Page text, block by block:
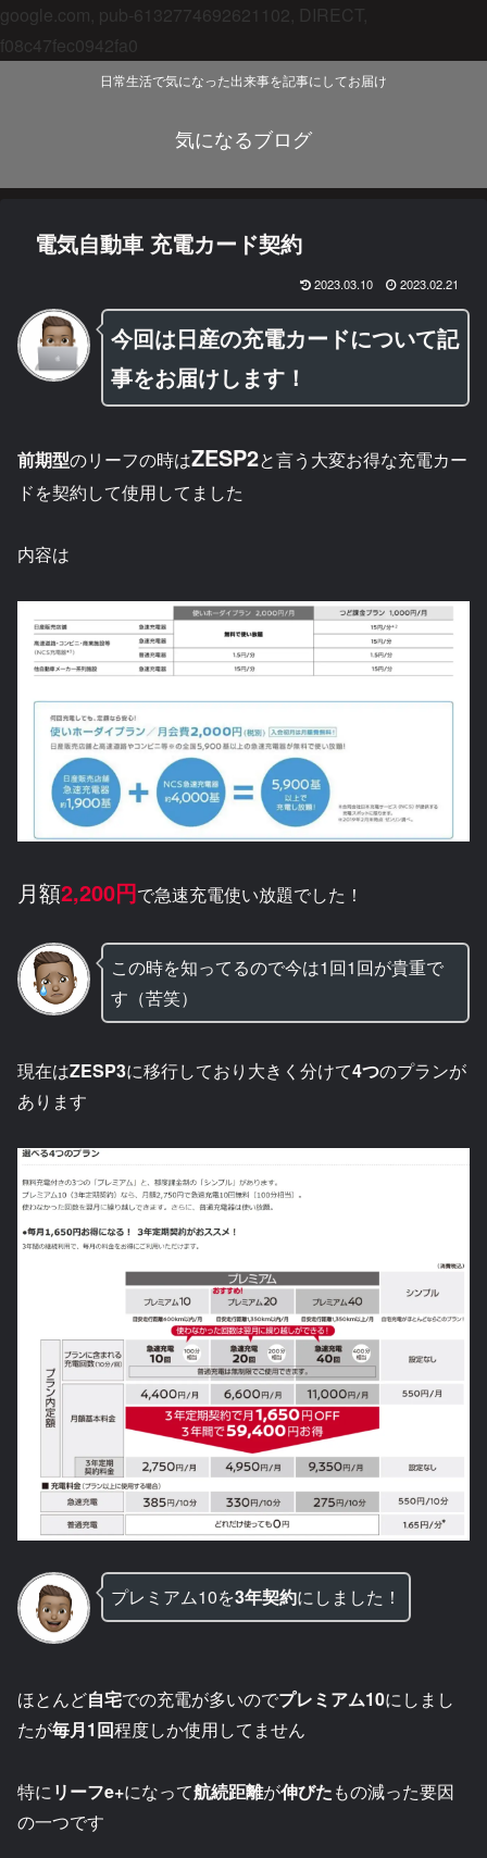
google.com, pub-6132774692621102, DIRECT,
f08c47fec0942fa0
日常生活で気になった出来事を記事にしてお届け
気になるブログ
電気自動車 充電カード契約
2023.03.10 2023.02.21
今回は日産の充電カードについて記
事をお届けします！
前期型のリーフの時はZESP2と言う大変お得な充電カー
ドを契約して使用してました
内容は
月額2,200円で急速充電使い放題でした！
この時を知ってるので今は1回1回が貴重で
す（苦笑）
現在はZESP3に移行しており大きく分けて4つのプランが
あります
プレミアム10を3年契約にしました！
ほとんど自宅での充電が多いのでプレミアム10にしまし
たが毎月1回程度しか使用してません
特にリーフe+になって航続距離が伸びたもの減った要因
の一つです